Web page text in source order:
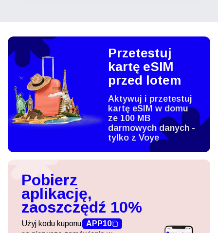
Przetestuj
kartę eSIM
przed lotem
Aktywuj i przetestuj
kartę eSIM w domu
ze 100 MB
darmowych danych -
tylko z Voye
Pobierz
aplikację,
zaoszczędź 10%
Użyj kodu kuponu APP10